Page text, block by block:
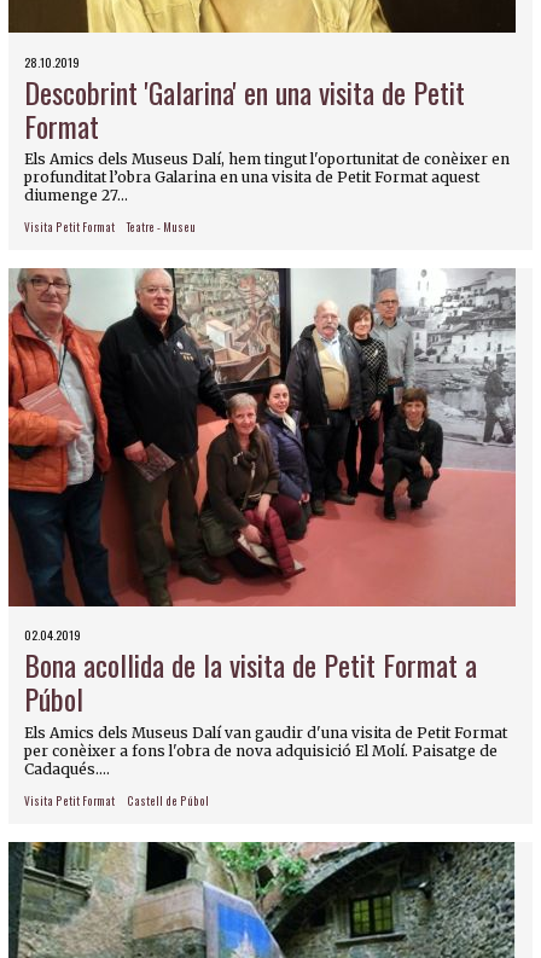
28.10.2019
Descobrint 'Galarina' en una visita de Petit
Format
Els Amics dels Museus Dalí, hem tingut l'oportunitat de conèixer en
profunditat l’obra Galarina en una visita de Petit Format aquest
diumenge 27...
Visita Petit Format Teatre - Museu
02.04.2019
Bona acollida de la visita de Petit Format a
Púbol
Els Amics dels Museus Dalí van gaudir d'una visita de Petit Format
per conèixer a fons l'obra de nova adquisició El Molí. Paisatge de
Cadaqués....
Visita Petit Format Castell de Púbol